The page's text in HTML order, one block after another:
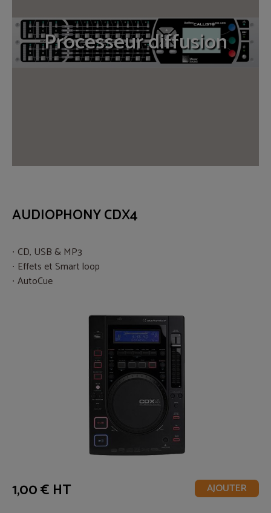
Processeur diffusion
AUDIOPHONY CDX4
CD, USB & MP3
Effets et Smart loop
AutoCue
1,00 € HT AJOUTER